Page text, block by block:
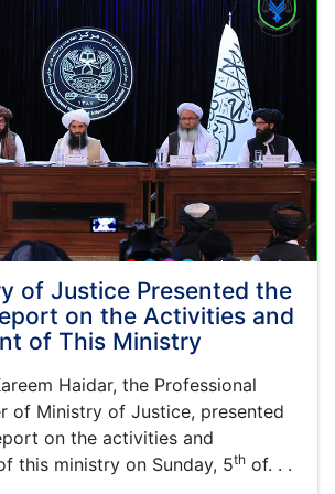
of Justice Presented the
on the Activities and
of This Ministry
Haidar, the Professional
of Ministry of Justice, presented
on the activities and
this ministry on Sunday, 5th of. . .